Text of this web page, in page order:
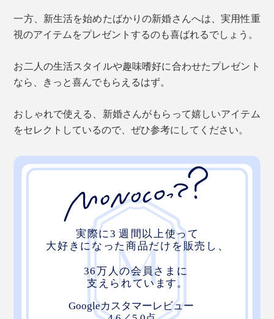
一方、新生活を始めたばかりの新婚さんへは、実用性重
視のアイテムをプレゼントするのも喜ばれるでしょう。
お二人の生活スタイルや趣味嗜好に合わせたプレゼント
なら、きっと喜んでもらえるはず。
おしゃれで使える、新婚さんがもらって嬉しいアイテム
をセレクトしているので、ぜひ参考にしてください。